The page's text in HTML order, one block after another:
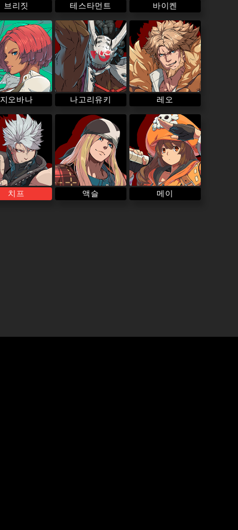
브리짓 테스타먼트 바이켄
지오바나 나고리유키 레오
치프 액슬 메이